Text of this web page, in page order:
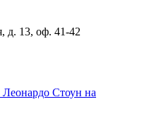
д. 13, оф. 41-42